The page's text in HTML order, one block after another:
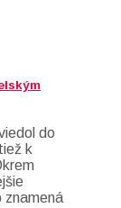
do
k
znamená